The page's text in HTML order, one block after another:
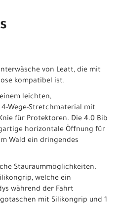
von Leatt, die mit
kompatibel ist.
leichten,
Wege-Stretchmaterial mit
für Protektoren. Die 4.0 Bib
horizontale Öffnung für
Wald ein dringendes
Stauraummöglichkeiten.
welche ein
während der Fahrt
mit Silikongrip und 1